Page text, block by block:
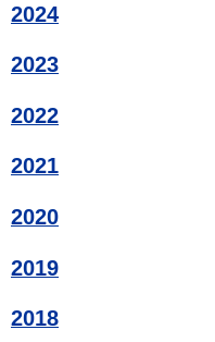
2024
2023
2022
2021
2020
2019
2018